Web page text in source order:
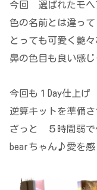
今回 選ばれたモヘ
色の名前とは違っ
とっても可愛く艶
鼻の色目も良い
今回も１Day仕上
逆算キットを準備さ
ざっと ５時間弱
bearちゃん♪愛を